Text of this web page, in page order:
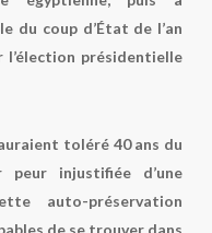
du coup d’État de l’an
l’élection présidentielle
toléré 40 ans du
injustifiée d’une
auto-préservation
de se trouver dans